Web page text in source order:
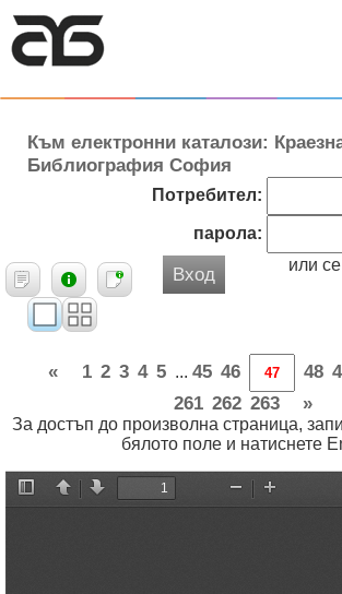
Към електронни каталози:
Библиография София
Потребител:
парола:
Вход или се
« 1 2 3 4 5 ... 45 46 48
261 262 263 »
За достъп до произволна страница,
бялото поле и натиснете